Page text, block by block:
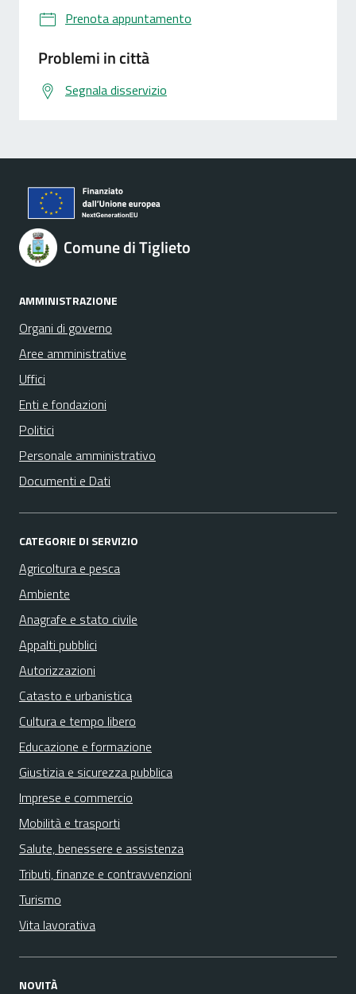
Prenota appuntamento
Problemi in città
Segnala disservizio
Comune di Tiglieto
AMMINISTRAZIONE
Organi di governo
Aree amministrative
Uffici
Enti e fondazioni
Politici
Personale amministrativo
Documenti e Dati
CATEGORIE DI SERVIZIO
Agricoltura e pesca
Ambiente
Anagrafe e stato civile
Appalti pubblici
Autorizzazioni
Catasto e urbanistica
Cultura e tempo libero
Educazione e formazione
Giustizia e sicurezza pubblica
Imprese e commercio
Mobilità e trasporti
Salute, benessere e assistenza
Tributi, finanze e contravvenzioni
Turismo
Vita lavorativa
NOVITÀ